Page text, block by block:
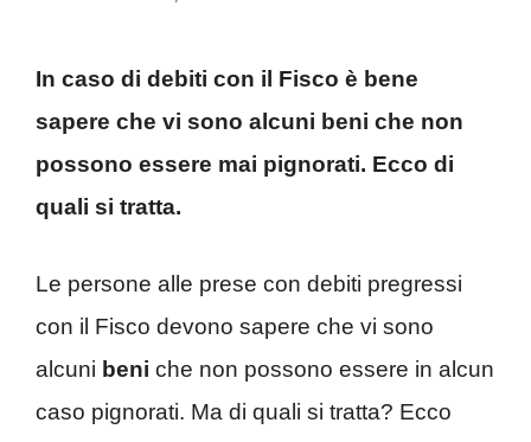
In caso di debiti con il Fisco è bene
sapere che vi sono alcuni beni che non
possono essere mai pignorati. Ecco di
quali si tratta.
Le persone alle prese con debiti pregressi
con il Fisco devono sapere che vi sono
alcuni beni che non possono essere in alcun
caso pignorati. Ma di quali si tratta? Ecco